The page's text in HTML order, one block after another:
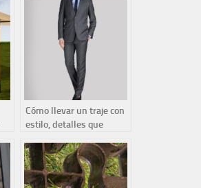
Cómo llevar un traje con
estilo, detalles que